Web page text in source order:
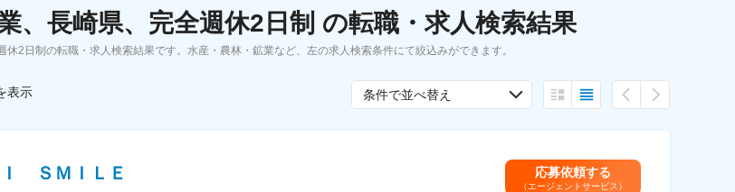
データで見る転職 転職フェア
、長崎県、完全週休2日制 の転職・求人検索結果
休2日制の転職・求人検索結果です。水産・農林・鉱業など、左の求人検索条件にて絞込みができます。
表示 条件で並べ替え
ＳＭＩＬＥ 応募依頼する
（エージェントサービス）